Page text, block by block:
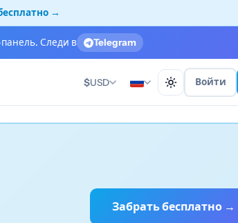
→
панель. Следи в Telegram
$USD Войти
Забрать бесплатно →